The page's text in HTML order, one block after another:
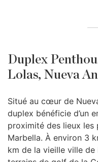
Duplex
Lolas, Nueva
Situé au cœur de
duplex bénéficie d’un
proximité des lieux les
Marbella. À environ 3
km de la vieille ville